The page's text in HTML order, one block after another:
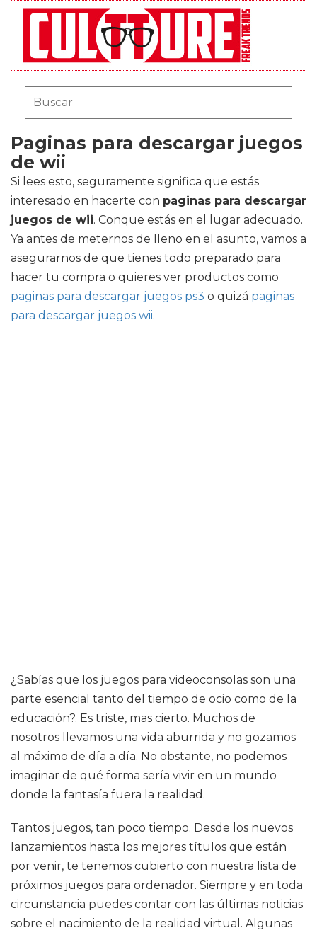
Paginas para descargar juegos
de wii
Si lees esto, seguramente significa que estás
interesado en hacerte con paginas para descargar
juegos de wii. Conque estás en el lugar adecuado.
Ya antes de meternos de lleno en el asunto, vamos a
asegurarnos de que tienes todo preparado para
hacer tu compra o quieres ver productos como
paginas para descargar juegos ps3 o quizá paginas
para descargar juegos wii.
¿Sabías que los juegos para videoconsolas son una
parte esencial tanto del tiempo de ocio como de la
educación?. Es triste, mas cierto. Muchos de
nosotros llevamos una vida aburrida y no gozamos
al máximo de día a día. No obstante, no podemos
imaginar de qué forma sería vivir en un mundo
donde la fantasía fuera la realidad.
Tantos juegos, tan poco tiempo. Desde los nuevos
lanzamientos hasta los mejores títulos que están
por venir, te tenemos cubierto con nuestra lista de
próximos juegos para ordenador. Siempre y en toda
circunstancia puedes contar con las últimas noticias
sobre el nacimiento de la realidad virtual. Algunas